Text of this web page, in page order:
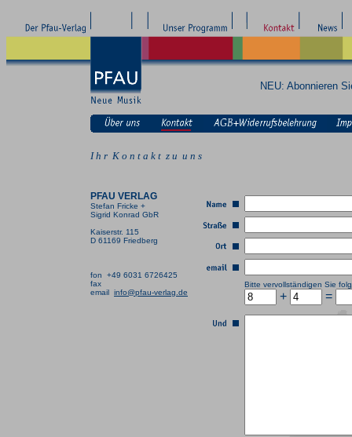
NEU: Abonnieren
I h r K o n t a k t z u u n s
PFAU VERLAG
Stefan Fricke +
Sigrid Konrad GbR
Kaiserstr. 115
D 61169 Friedberg
fon +49 6031 6726425
fax
email info@pfau-verlag.de
Bitte vervollständigen Sie
+ =